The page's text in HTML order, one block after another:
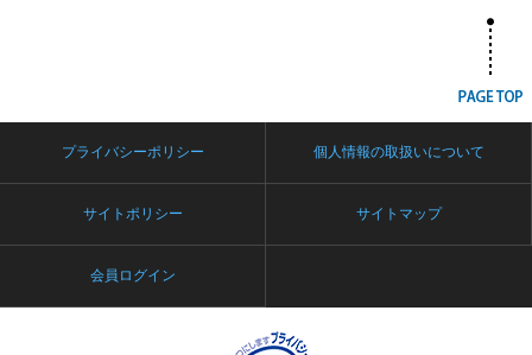
プライバシーポリシー 個人情報の取扱いについて
サイトポリシー サイトマップ
会員ログイン